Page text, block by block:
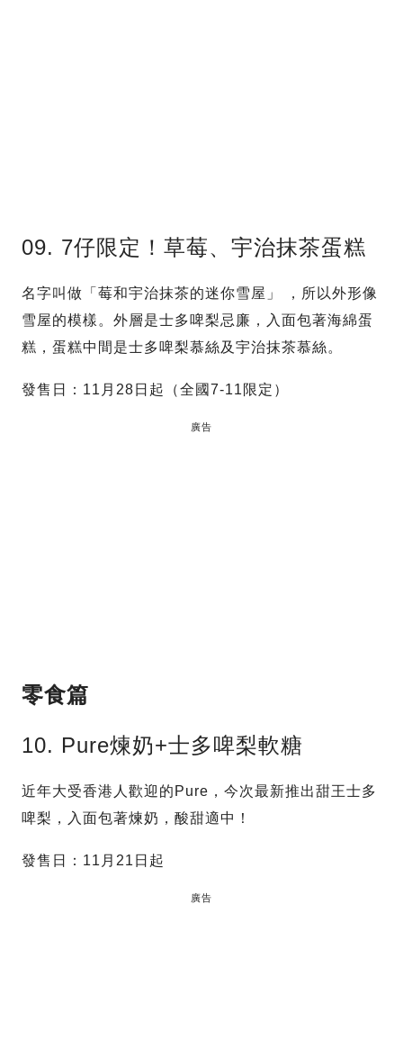
09. 7仔限定！草莓、宇治抹茶蛋糕
名字叫做「莓和宇治抹茶的迷你雪屋」 ，所以外形像
雪屋的模樣。外層是士多啤梨忌廉，入面包著海綿蛋
糕，蛋糕中間是士多啤梨慕絲及宇治抹茶慕絲。
發售日：11月28日起（全國7-11限定）
廣告
零食篇
10. Pure煉奶+士多啤梨軟糖
近年大受香港人歡迎的Pure，今次最新推出甜王士多
啤梨，入面包著煉奶，酸甜適中！
發售日：11月21日起
廣告